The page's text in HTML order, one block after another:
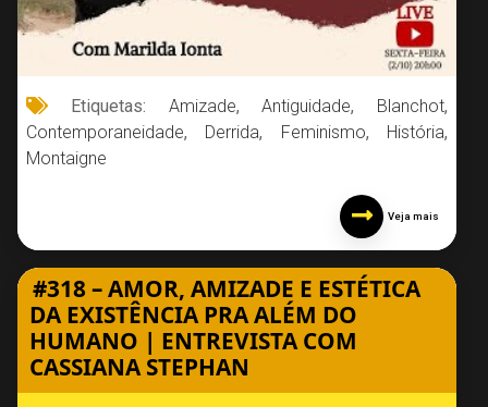
Etiquetas: Amizade,Antiguidade, Blanchot,
Contemporaneidade, Derrida, Feminismo, História,
Montaigne
Veja mais
#318 – AMOR, AMIZADE E ESTÉTICA
DA EXISTÊNCIA PRA ALÉM DO
HUMANO | ENTREVISTA COM
CASSIANA STEPHAN